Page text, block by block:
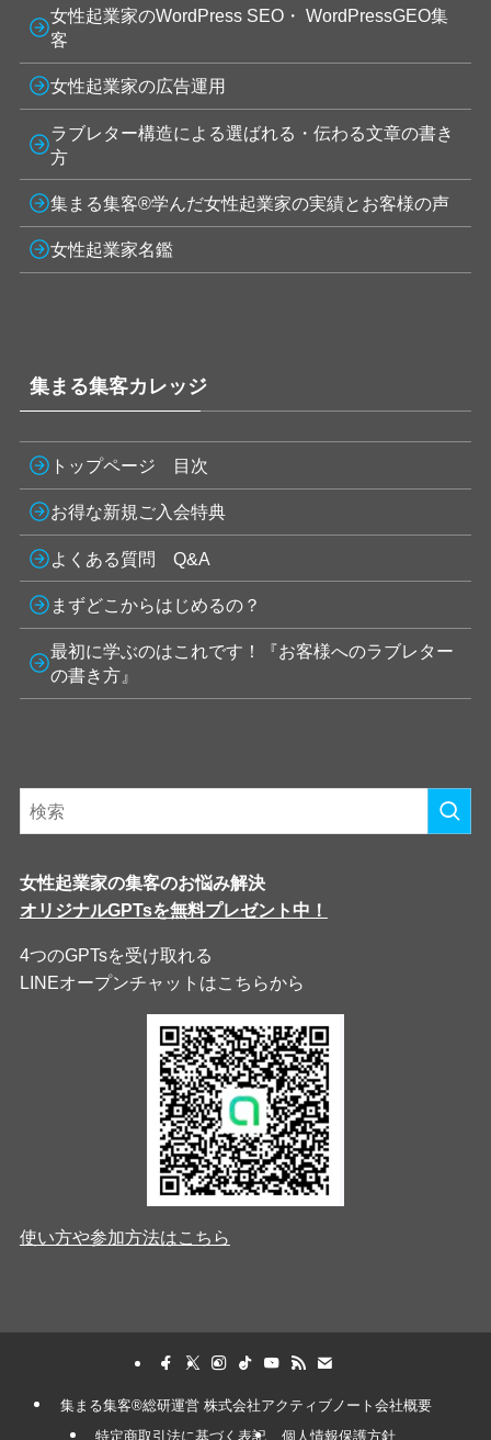
女性起業家のWordPress SEO・ WordPressGEO集
客
女性起業家の広告運用
ラブレター構造による選ばれる・伝わる文章の書き
方
集まる集客®学んだ女性起業家の実績とお客様の声
女性起業家名鑑
集まる集客カレッジ
トップページ 目次
お得な新規ご入会特典
よくある質問 Q&A
まずどこからはじめるの？
最初に学ぶのはこれです！『お客様へのラブレター
の書き方』
女性起業家の集客のお悩み解決
オリジナルGPTsを無料プレゼント中！
4つのGPTsを受け取れる
LINEオープンチャットはこちらから
使い方や参加方法はこちら
集まる集客®︎総研運営 株式会社アクティブノート会社概要
特定商取引法に基づく表記
個人情報保護方針